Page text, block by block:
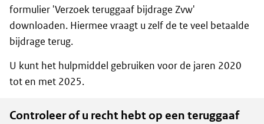
formulier 'Verzoek teruggaaf bijdrage Zvw'
downloaden. Hiermee vraagt u zelf de te veel betaalde
bijdrage terug.
U kunt het hulpmiddel gebruiken voor de jaren 2020
tot en met 2025.
Controleer of u recht hebt op een teruggaaf